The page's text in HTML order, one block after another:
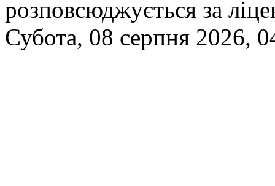
розповсюджується за
Субота, 08 серпня 2026,